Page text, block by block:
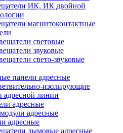
ИК, ИК двойной
магнитоконтактные
световые
звуковые
свето-звуковые
панели адресные
изолирующие
адресной линии
адресные
адресные
адресные
дымовые адресные